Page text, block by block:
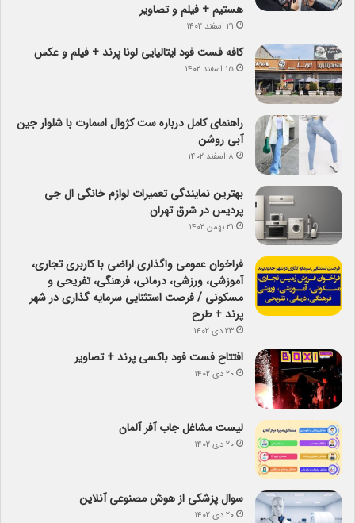
هستیم + فیلم و تصاویر
۲۱ اسفند ۱۴۰۲
کافه فست فود ایتالیایی لونا پرند + فیلم و عکس
۱۵ اسفند ۱۴۰۲
راهنمای کامل درباره ست کژوال اسمارت با شلوار جین
آبی روشن
۸ اسفند ۱۴۰۲
بهترین نمایندگی تعمیرات لوازم خانگی ال جی
پردیس در شرق تهران
۲۱ بهمن ۱۴۰۲
فراخوان عمومی واگذاری اراضی با کاربری تجاری،
آموزشی، ورزشی، درمانی، فرهنگی، تفریحی و
مسکونی / فرصت استثنایی سرمایه گذاری در شهر
پرند + طرح
۲۳ دی ۱۴۰۲
افتتاح فست فود باکسی پرند + تصاویر
۲۰ دی ۱۴۰۲
لیست مشاغل جاب آفر آلمان
۲۰ دی ۱۴۰۲
سوال پزشکی از هوش مصنوعی آنلاین
۲۰ دی ۱۴۰۲